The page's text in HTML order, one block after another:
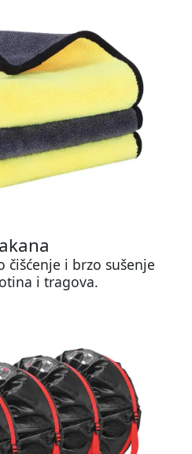
čišćenje i brzo sušenje
i tragova.